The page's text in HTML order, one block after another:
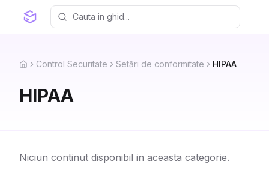
HomeControl Securitate Setări de conformitate HIPAA
HIPAA
Niciun continut disponibil in aceasta categorie.